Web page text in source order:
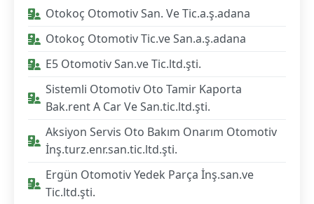
Otokoç Otomotiv San. Ve Tic.a.ş.adana
Otokoç Otomotiv Tic.ve San.a.ş.adana
E5 Otomotiv San.ve Tic.ltd.şti.
Sistemli Otomotiv Oto Tamir Kaporta
Bak.rent A Car Ve San.tic.ltd.şti.
Aksiyon Servis Oto Bakım Onarım Otomotiv
İnş.turz.enr.san.tic.ltd.şti.
Ergün Otomotiv Yedek Parça İnş.san.ve
Tic.ltd.şti.